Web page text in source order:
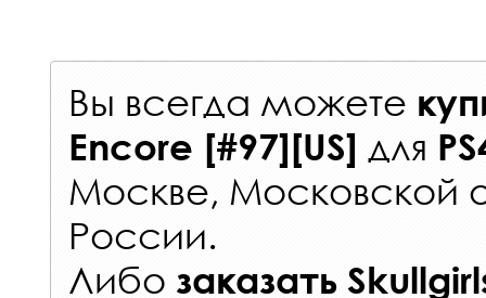
Вы всегда можете
Encore [#97][US] для
Москве, Московской
России.
Либо заказать